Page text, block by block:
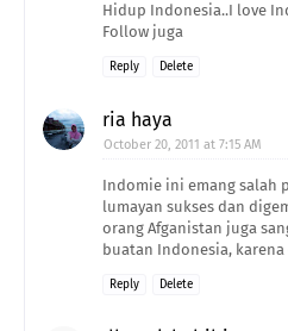
Hidup Indonesia..I love
Follow juga
Reply Delete
ria haya
October 20, 2011 at 7:15 AM
Indomie ini emang salah
lumayan sukses dan
orang Afganistan juga
buatan Indonesia, karena
Reply Delete